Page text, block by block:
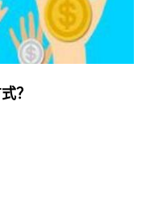
？